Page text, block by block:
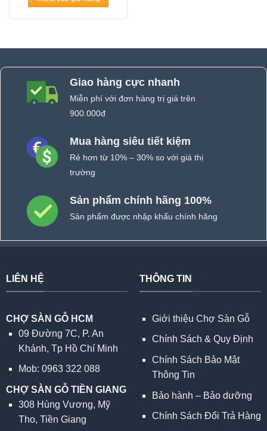
650.000₫.
Giao hàng cực nhanh
Miễn phí với đơn hàng trị giá trên
900.000đ
Mua hàng siêu tiết kiệm
Rẻ hơn từ 10% – 30% so với giá thị
trường
Sản phẩm chính hãng 100%
Sản phẩm được nhập khẩu chính hãng
LIÊN HỆ
CHỢ SÀN GỖ HCM
09 Đường 7C, P. An
Khánh, Tp Hồ Chí Minh
Mob: 0963 322 088
CHỢ SÀN GỖ TIỀN GIANG
308 Hùng Vương, Mỹ
Tho, Tiền Giang
THÔNG TIN
Giới thiệu Chợ Sàn Gỗ
Chính Sách & Quy Định
Chính Sách Bảo Mật
Thông Tin
Bảo hành – Bảo dưỡng
Chính Sách Đổi Trả Hàng